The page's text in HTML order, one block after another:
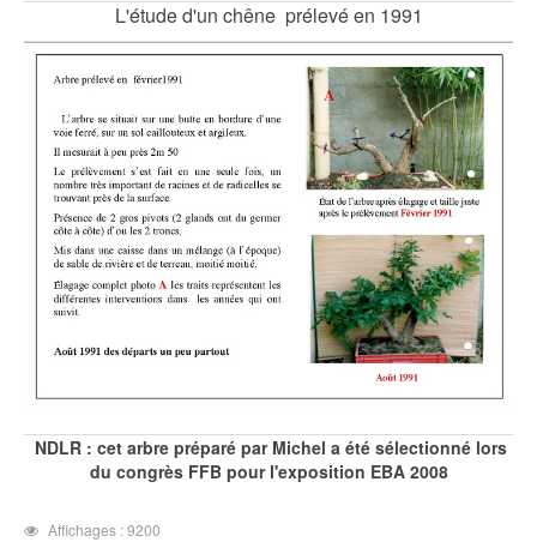
L'étude d'un chêne prélevé en 1991
NDLR : cet arbre préparé par Michel a été sélectionné lors
du congrès FFB pour l'exposition EBA 2008
Affichages : 9200